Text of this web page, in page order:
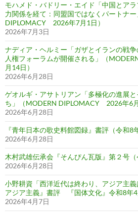
モハメド・バドリー・エイド「中国とア
力関係を経て：同盟国ではなくパートナ
DIPLOMACY 2026年7月1日）
2026年7月3日
ナディア・ヘルミー「ガザとイランの戦
人権フォーラムが開催される」（
月14日）
2026年6月28日
ゲオルギ・アサトリアン「多極化の進展
ち」（MODERN DIPLOMACY 2026年6月
2026年6月28日
『青年日本の歌史料館図録』書評（令和8
2026年6月28日
木村武雄伝承会『そんぴん瓦版』第２号（
2026年6月28日
小野耕資「西洋近代は終わり、アジア主
アジア主義』書評 『国体文化』令和8年4
2026年4月7日